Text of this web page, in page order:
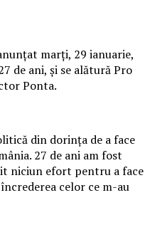
marţi, 29 ianuarie,
de ani, şi se alătură Pro
Ponta.
din dorinţa de a face
27 de ani am fost
niciun efort pentru a face
celor ce m-au